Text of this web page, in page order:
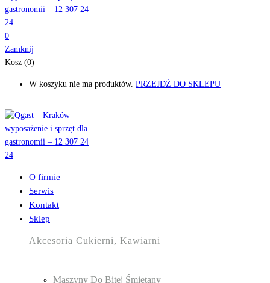
0
Zamknij
Kosz (0)
W koszyku nie ma produktów. PRZEJDŹ DO SKLEPU
O firmie
Serwis
Kontakt
Sklep
Akcesoria Cukierni, Kawiarni
Maszyny Do Bitej Śmietany